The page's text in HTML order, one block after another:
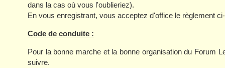
dans la cas où vous l'oublieriez).
En vous enregistrant, vous acceptez d'office le règlement
Code de conduite :
Pour la bonne marche et la bonne organisation du Forum
suivre.